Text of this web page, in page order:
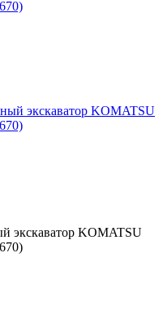
экскаватор KOMATSU